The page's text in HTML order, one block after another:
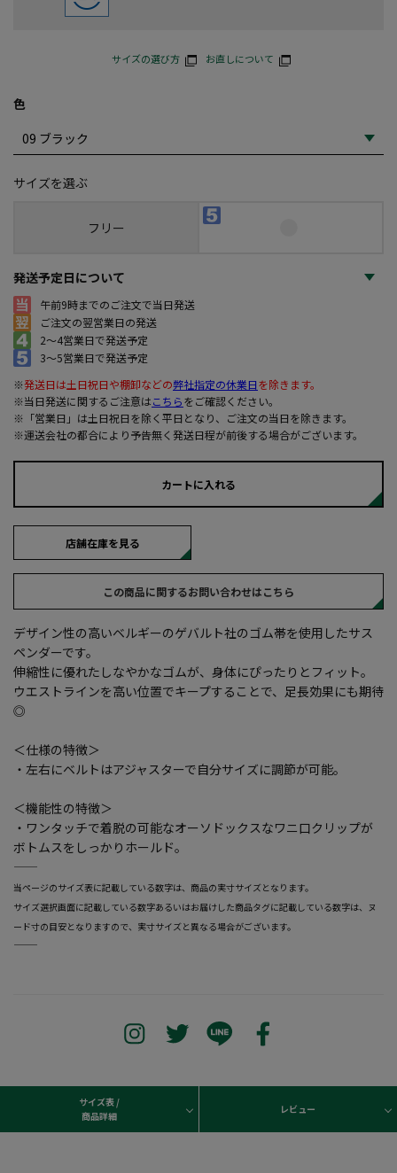
サイズの選び方 お直しについて
色
サイズを選ぶ
フリー
発送予定日について
午前9時までのご注文で当日発送
ご注文の翌営業日の発送
2～4営業日で発送予定
3～5営業日で発送予定
※発送日は土日祝日や棚卸などの弊社指定の休業日を除きます。
※当日発送に関するご注意はこちらをご確認ください。
※「営業日」は土日祝日を除く平日となり、ご注文の当日を除きます。
※運送会社の都合により予告無く発送日程が前後する場合がございます。
カートに入れる
店舗在庫を見る
この商品に関するお問い合わせはこちら
デザイン性の高いベルギーのゲバルト社のゴム帯を使用したサス
ペンダーです。
伸縮性に優れたしなやかなゴムが、身体にぴったりとフィット。
ウエストラインを高い位置でキープすることで、足長効果にも期待
◎
＜仕様の特徴＞
・左右にベルトはアジャスターで自分サイズに調節が可能。
＜機能性の特徴＞
・ワンタッチで着脱の可能なオーソドックスなワニ口クリップが
ボトムスをしっかりホールド。
―――――――――――――――――――――――
当ページのサイズ表に記載している数字は、商品の実寸サイズとなります。
サイズ選択画面に記載している数字あるいはお届けした商品タグに記載している数字は、ヌ
ード寸の目安となりますので、実寸サイズと異なる場合がございます。
―――――――――――――――――――――――
サイズ表 /
商品詳細
レビュー